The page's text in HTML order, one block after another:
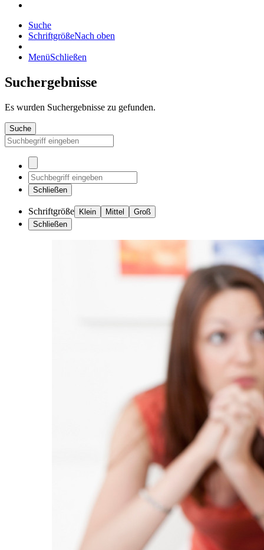
Suche
SchriftgrößeNach oben
MenüSchließen
Suchergebnisse
Es wurden Suchergebnisse zu gefunden.
Suche
Schließen
Schriftgröße Klein Mittel
Groß
Schließen